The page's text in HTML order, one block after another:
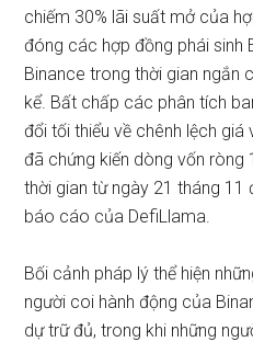
chiếm 30% lãi suất mở của
đóng các hợp đồng phái sinh
Binance trong thời gian ngắn
kể. Bất chấp các phân tích
đổi tối thiểu về chênh lệch giá
đã chứng kiến ​​dòng vốn ròng
thời gian từ ngày 21 tháng 11
báo cáo của DefiLlama.
Bối cảnh pháp lý thể hiện
người coi hành động của
dự trữ đủ, trong khi những